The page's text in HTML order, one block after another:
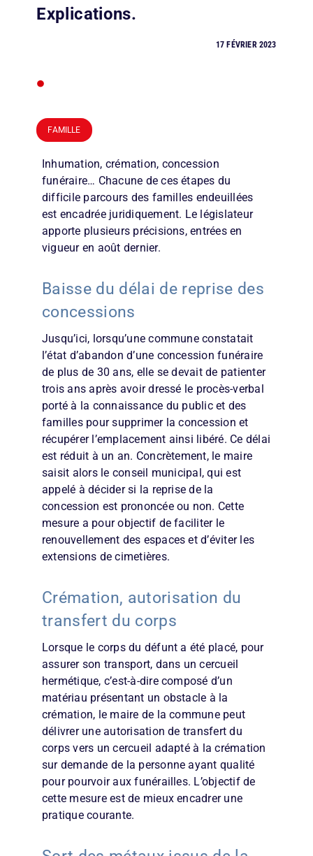
Explications.
17 FÉVRIER 2023
•
FAMILLE
Inhumation, crémation, concession
funéraire… Chacune de ces étapes du
difficile parcours des familles endeuillées
est encadrée juridiquement. Le législateur
apporte plusieurs précisions, entrées en
vigueur en août dernier.
Baisse du délai de reprise des
concessions
Jusqu’ici, lorsqu’une commune constatait
l’état d’abandon d’une concession funéraire
de plus de 30 ans, elle se devait de patienter
trois ans après avoir dressé le procès-verbal
porté à la connaissance du public et des
familles pour supprimer la concession et
récupérer l’emplacement ainsi libéré. Ce délai
est réduit à un an. Concrètement, le maire
saisit alors le conseil municipal, qui est
appelé à décider si la reprise de la
concession est prononcée ou non. Cette
mesure a pour objectif de faciliter le
renouvellement des espaces et d’éviter les
extensions de cimetières.
Crémation, autorisation du
transfert du corps
Lorsque le corps du défunt a été placé, pour
assurer son transport, dans un cercueil
hermétique, c’est-à-dire composé d’un
matériau présentant un obstacle à la
crémation, le maire de la commune peut
délivrer une autorisation de transfert du
corps vers un cercueil adapté à la crémation
sur demande de la personne ayant qualité
pour pourvoir aux funérailles. L’objectif de
cette mesure est de mieux encadrer une
pratique courante.